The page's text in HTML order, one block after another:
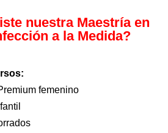
nuestra Maestría en
a la Medida?
femenino